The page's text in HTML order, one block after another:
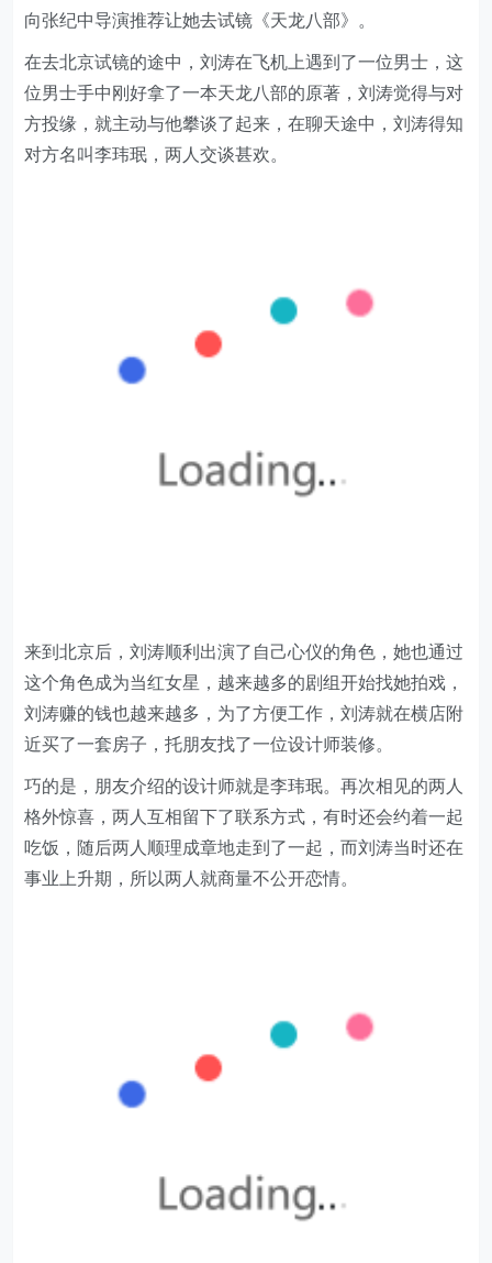
向张纪中导演推荐让她去试镜《天龙八部》。
在去北京试镜的途中，刘涛在飞机上遇到了一位男士，这
位男士手中刚好拿了一本天龙八部的原著，刘涛觉得与对
方投缘，就主动与他攀谈了起来，在聊天途中，刘涛得知
对方名叫李玮珉，两人交谈甚欢。
来到北京后，刘涛顺利出演了自己心仪的角色，她也通过
这个角色成为当红女星，越来越多的剧组开始找她拍戏，
刘涛赚的钱也越来越多，为了方便工作，刘涛就在横店附
近买了一套房子，托朋友找了一位设计师装修。
巧的是，朋友介绍的设计师就是李玮珉。再次相见的两人
格外惊喜，两人互相留下了联系方式，有时还会约着一起
吃饭，随后两人顺理成章地走到了一起，而刘涛当时还在
事业上升期，所以两人就商量不公开恋情。